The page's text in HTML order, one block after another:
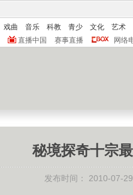
戏曲 音乐 科教 青少 文化
艺术
直播中国 赛事直播 网络
秘境探奇十宗
发布时间： 2010-07-